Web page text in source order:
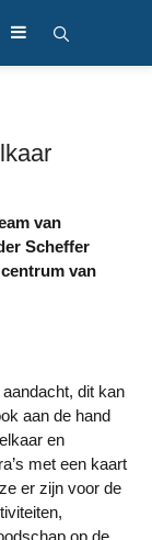
Scheffer
van
dit kan
aan de hand
en
met een kaart
er zijn voor de
op de